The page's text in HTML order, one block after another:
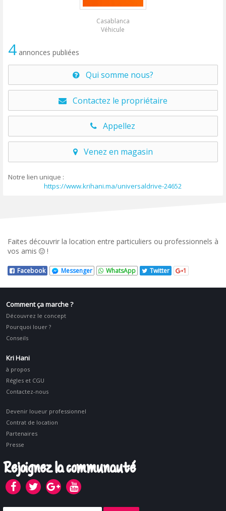
Casablanca
Véhicule
4 annonces publiées
Qui somme nous?
Contactez le propriétaire
Appellez
Venez en magasin
Notre lien unique :
https://www.krihani.ma/universaldrive-24652
Faites découvrir la location entre particuliers ou professionnels à
vos amis
!
Facebook Messenger WhatsApp Twitter 1
Comment ça marche ?
Découvrez le concept
Pourquoi louer ?
Conseils
Kri Hani
à propos
Régles et CGU
Contactez-nous
Devenir loueur professionnel
Contrat de location
Partenaires
Presse
Rejoignez la communauté